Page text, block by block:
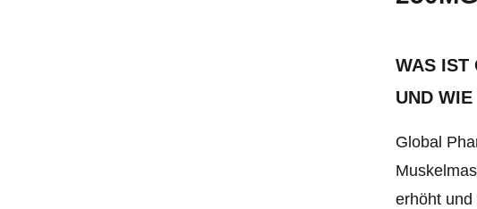
WAS IST
UND
Global
erhöht